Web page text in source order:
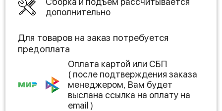
дополнительно
Для товаров на заказ потребуется
предоплата
Оплата картой или СБП
( после подтверждения заказа
менеджером, Вам будет
выслана ссылка на оплату на
email )